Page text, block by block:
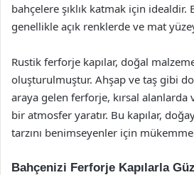
bahçelere şıklık katmak için idealdir.
genellikle açık renklerde ve mat
Rustik ferforje kapılar, doğal
oluşturulmuştur. Ahşap ve taş gibi
araya gelen ferforje, kırsal alanlarda
bir atmosfer yaratır. Bu kapılar,
tarzını benimseyenler için
Bahçenizi Ferforje Kapılarla